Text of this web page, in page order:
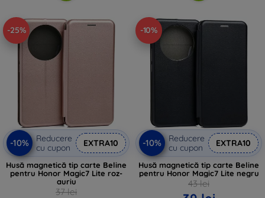
-25%
-10%
Reducere
cu cupon
EXTRA10
Husă magnetică tip carte Beline
pentru Honor Magic7 Lite roz-
auriu
37 lei
-10%
-10%
Reducere
cu cupon
EXTRA10
Husă magnetică tip carte Beline
pentru Honor Magic7 Lite negru
43 lei